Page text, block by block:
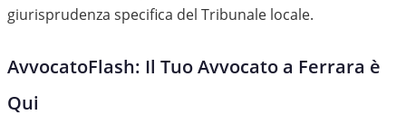
giurisprudenza specifica del Tribunale locale.
AvvocatoFlash: Il Tuo Avvocato a Ferrara è
Qui